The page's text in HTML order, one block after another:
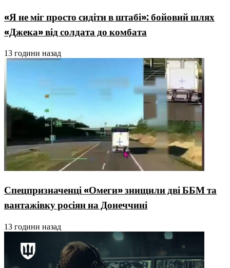
«Я не міг просто сидіти в штабі»: бойовий шлях
«Джека» від солдата до комбата
13 години назад
Спецпризначенці «Омеги» знищили дві ББМ та
вантажівку росіян на Донеччині
13 години назад